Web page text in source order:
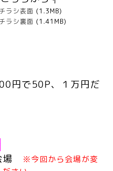
ラシ表面 (1.3MB)
ラシ裏面 (1.41MB)
円で50P、１万円だ
場
※今回から会場が変